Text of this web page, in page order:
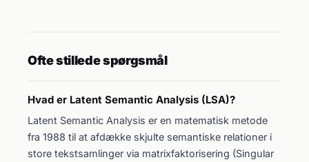
Ofte stillede spørgsmål
Hvad er Latent Semantic Analysis (LSA)?
Latent Semantic Analysis er en matematisk metode
fra 1988 til at afdække skjulte semantiske relationer i
store tekstsamlinger via matrixfaktorisering (Singular